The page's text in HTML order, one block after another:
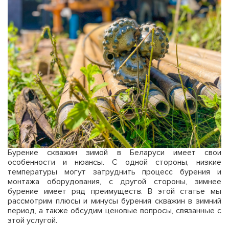
Бурение скважин зимой в Беларуси имеет свои
особенности и нюансы. С одной стороны, низкие
температуры могут затруднить процесс бурения и
монтажа оборудования, с другой стороны, зимнее
бурение имеет ряд преимуществ. В этой статье мы
рассмотрим плюсы и минусы бурения скважин в зимний
период, а также обсудим ценовые вопросы, связанные с
этой услугой.